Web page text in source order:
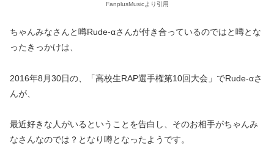
FanplusMusicより引用
ちゃんみなさんと噂Rude-αさんが付き合っているのではと噂とな
ったきっかけは、
2016年8月30日の、「高校生RAP選手権第10回大会」でRude-αさ
んが、
最近好きな人がいるということを告白し、そのお相手がちゃんみ
なさんなのでは？となり噂となったようです。